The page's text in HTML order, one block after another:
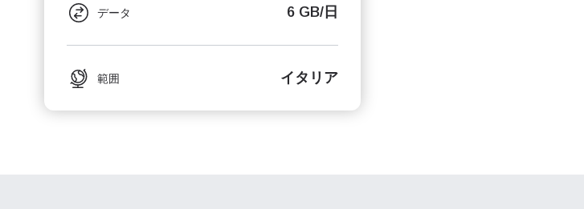
データ 6 GB/日
範囲 イタリア